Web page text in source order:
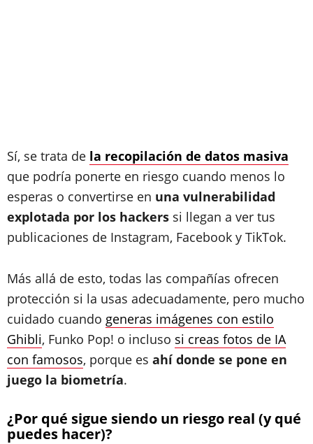
Sí, se trata de la recopilación de datos masiva
que podría ponerte en riesgo cuando menos lo
esperas o convertirse en una vulnerabilidad
explotada por los hackers si llegan a ver tus
publicaciones de Instagram, Facebook y TikTok.
Más allá de esto, todas las compañías ofrecen
protección si la usas adecuadamente, pero mucho
cuidado cuando generas imágenes con estilo
Ghibli, Funko Pop! o incluso si creas fotos de IA
con famosos, porque es ahí donde se pone en
juego la biometría.
¿Por qué sigue siendo un riesgo real (y qué
puedes hacer)?